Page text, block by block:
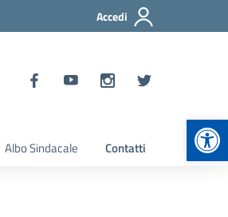
Accedi
Albo Sindacale Contatti